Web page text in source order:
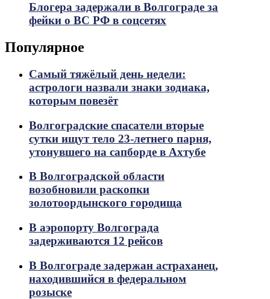
Блогера задержали в Волгограде за
фейки о ВС РФ в соцсетях
Популярное
Самый тяжёлый день недели:
астрологи назвали знаки зодиака,
которым повезёт
Волгоградские спасатели вторые
сутки ищут тело 23-летнего парня,
утонувшего на сапборде в Ахтубе
В Волгоградской области
возобновили раскопки
золотоордынского городища
В аэропорту Волгограда
задерживаются 12 рейсов
В Волгограде задержан астраханец,
находившийся в федеральном
розыске